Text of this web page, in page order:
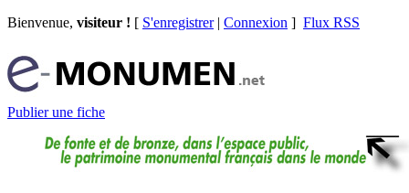
Bienvenue, visiteur ! [ S'enregistrer| Connexion ] Flux RSS
Publier une fiche